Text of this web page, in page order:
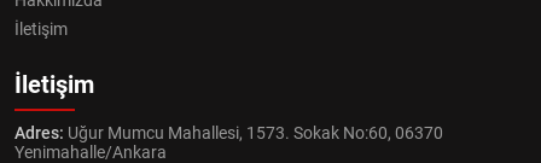
İletişim
İletişim
Adres: Uğur Mumcu Mahallesi, 1573. Sokak No:60, 06370
Yenimahalle/Ankara